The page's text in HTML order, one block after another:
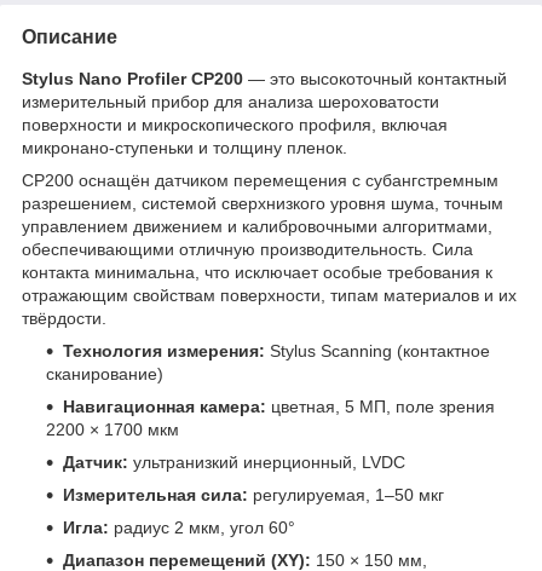
Описание
Stylus Nano Profiler CP200 — это высокоточный контактный
измерительный прибор для анализа шероховатости
поверхности и микроскопического профиля, включая
микронано-ступеньки и толщину пленок.
CP200 оснащён датчиком перемещения с субангстремным
разрешением, системой сверхнизкого уровня шума, точным
управлением движением и калибровочными алгоритмами,
обеспечивающими отличную производительность. Сила
контакта минимальна, что исключает особые требования к
отражающим свойствам поверхности, типам материалов и их
твёрдости.
Технология измерения: Stylus Scanning (контактное
сканирование)
Навигационная камера: цветная, 5 МП, поле зрения
2200 × 1700 мкм
Датчик: ультранизкий инерционный, LVDC
Измерительная сила: регулируемая, 1–50 мкг
Игла: радиус 2 мкм, угол 60°
Диапазон перемещений (XY): 150 × 150 мм,